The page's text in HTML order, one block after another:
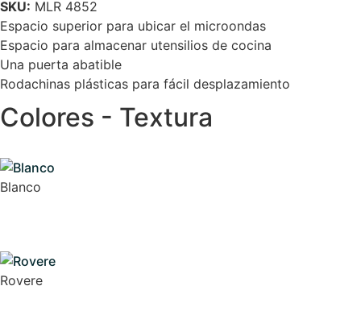
SKU: MLR 4852
Espacio superior para ubicar el microondas
Espacio para almacenar utensilios de cocina
Una puerta abatible
Rodachinas plásticas para fácil desplazamiento
Colores - Textura
Blanco
Rovere